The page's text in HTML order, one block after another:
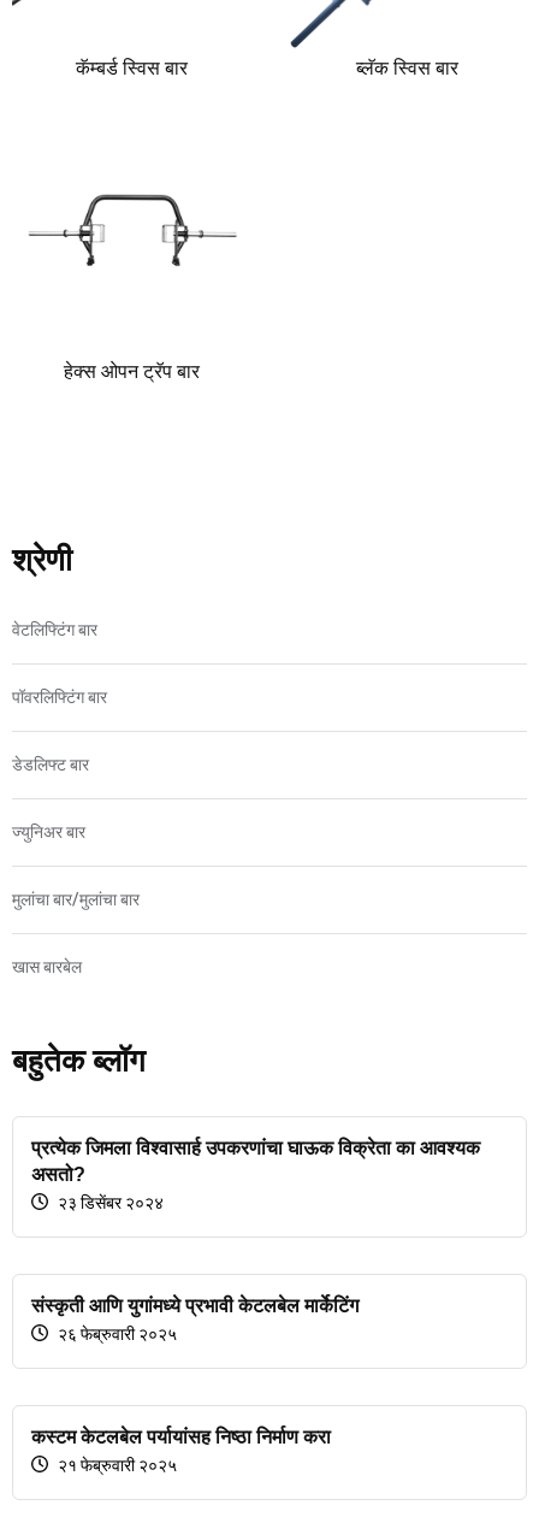
कॅम्बर्ड स्विस बार ब्लॅक स्विस बार
हेक्स ओपन ट्रॅप बार
श्रेणी
वेटलिफ्टिंग बार
पॉवरलिफ्टिंग बार
डेडलिफ्ट बार
ज्युनिअर बार
मुलांचा बार/मुलांचा बार
खास बारबेल
बहुतेक ब्लॉग
प्रत्येक जिमला विश्वासार्ह उपकरणांचा घाऊक विक्रेता का आवश्यक
असतो?
२३ डिसेंबर २०२४
संस्कृती आणि युगांमध्ये प्रभावी केटलबेल मार्केटिंग
२६ फेब्रुवारी २०२५
कस्टम केटलबेल पर्यायांसह निष्ठा निर्माण करा
२१ फेब्रुवारी २०२५